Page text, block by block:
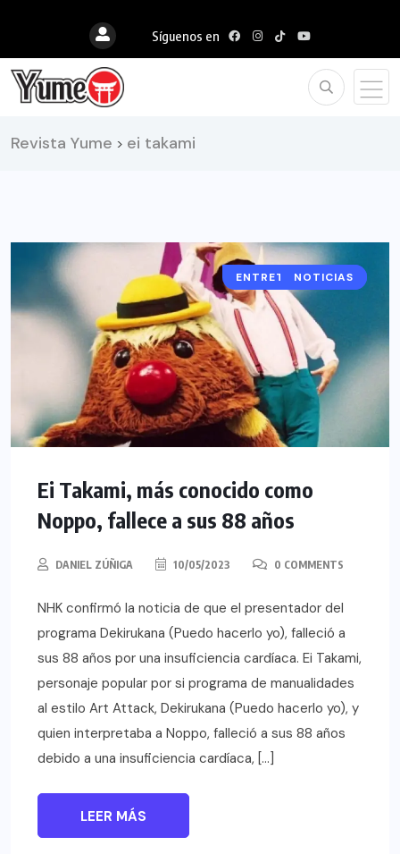
Síguenos en
Revista Yume > ei takami
ENTRETENIMIENTO
NOTICIAS
Ei Takami, más conocido como
Noppo, fallece a sus 88 años
DANIEL ZÚÑIGA 10/05/2023 0 COMMENTS
NHK confirmó la noticia de que el presentador del
programa Dekirukana (Puedo hacerlo yo), falleció a
sus 88 años por una insuficiencia cardíaca. Ei Takami,
personaje popular por si programa de manualidades
al estilo Art Attack, Dekirukana (Puedo hacerlo yo), y
quien interpretaba a Noppo, falleció a sus 88 años
debido a una insuficiencia cardíaca, […]
LEER MÁS